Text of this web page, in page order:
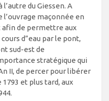
l’autre du Giessen. A
l’ouvrage maçonnée en
afin de permettre aux
d”eau par le pont,
sud-est de
stratégique qui
II, de percer pour libérer
et plus tard, aux